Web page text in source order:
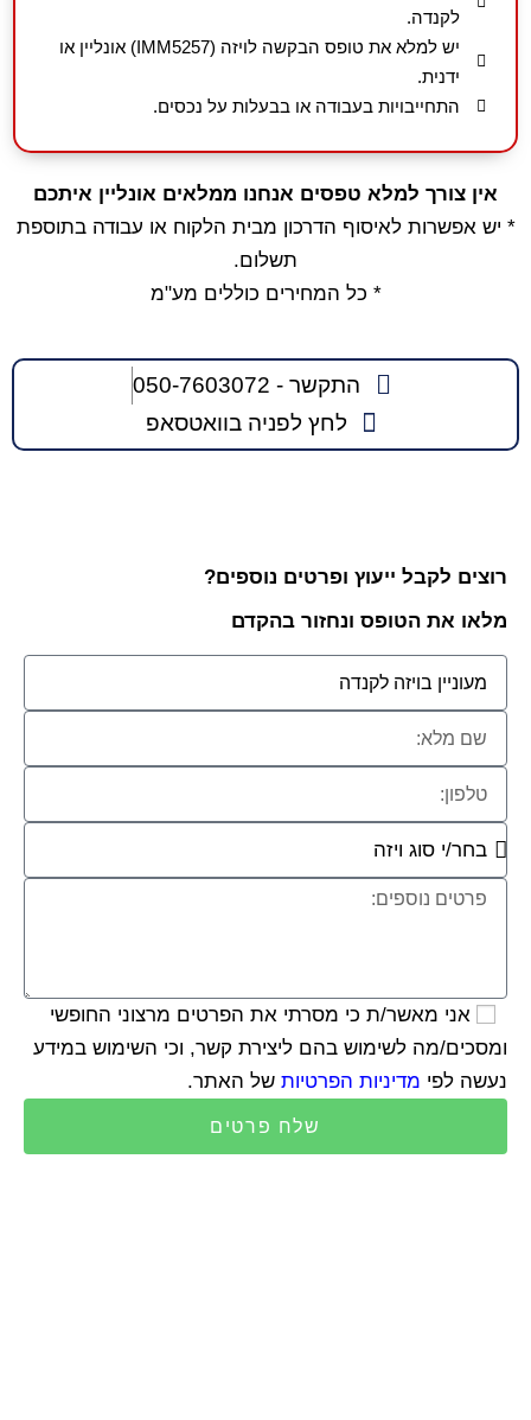
רוצים לקבל ייעוץ ופרטים נוספים?
מלאו את הטופס ונחזור בהקדם
אני מאשר/ת כי מסרתי את הפרטים מרצוני החופשי
ומסכים/מה לשימוש בהם ליצירת קשר, וכי השימוש במידע
נעשה לפי מדיניות הפרטיות של האתר.
שלח פרטים
לקנדה.
יש למלא את טופס הבקשה לויזה (IMM5257) אונליין או
ידנית.
התחייבויות בעבודה או בבעלות על נכסים.
אין צורך למלא טפסים אנחנו ממלאים אונליין איתכם
* יש אפשרות לאיסוף הדרכון מבית הלקוח או עבודה בתוספת
תשלום.
* כל המחירים כוללים מע"מ
התקשר - 050-7603072
לחץ לפניה בוואטסאפ